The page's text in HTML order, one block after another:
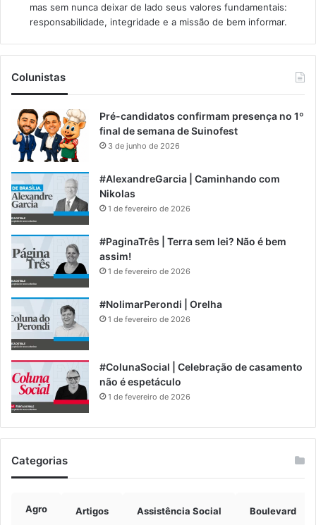
mas sem nunca deixar de lado seus valores fundamentais:
responsabilidade, integridade e a missão de bem informar.​
Colunistas
Pré-candidatos confirmam presença no 1º
final de semana de Suinofest
3 de junho de 2026
#AlexandreGarcia | Caminhando com
Nikolas
1 de fevereiro de 2026
#PaginaTrês | Terra sem lei? Não é bem
assim!
1 de fevereiro de 2026
#NolimarPerondi | Orelha
1 de fevereiro de 2026
#ColunaSocial | Celebração de casamento
não é espetáculo
1 de fevereiro de 2026
Categorias
Agro Artigos Assistência Social Boulevard